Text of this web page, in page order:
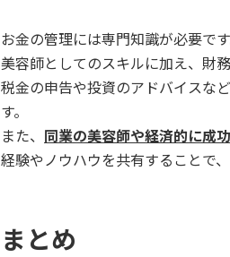
お金の管理には専門知識が必要です
美容師としてのスキルに加え、財
税金の申告や投資のアドバイスな
す。
また、 同業の美容師や経済的に成
経験やノウハウを共有することで
まとめ